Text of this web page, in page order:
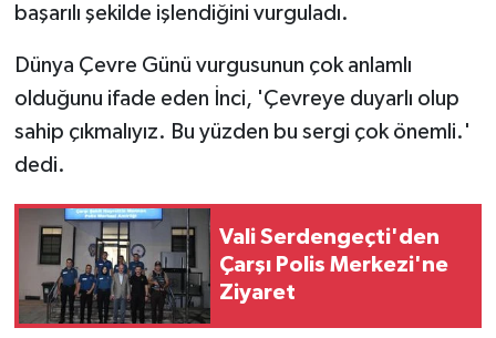
başarılı şekilde işlendiğini vurguladı.
Dünya Çevre Günü vurgusunun çok anlamlı
olduğunu ifade eden İnci, 'Çevreye duyarlı olup
sahip çıkmalıyız. Bu yüzden bu sergi çok önemli.'
dedi.
Vali Serdengeçti'den
Çarşı Polis Merkezi'ne
Ziyaret